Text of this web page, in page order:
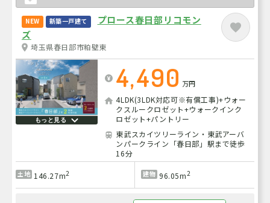
NEW 新築一戸建て
プロース春日部リコモン
ズ
埼玉県春日部市粕壁東
もっと見る
4,490 万円
4LDK(3LDK対応可※有償工事)+ウォー
クスルークロゼット+ウォークインク
ロゼット+パントリー
東武スカイツリーライン・東武アーバ
ンパークライン「春日部」駅まで徒歩
16分
土地 146.27m2 建物 96.05m2